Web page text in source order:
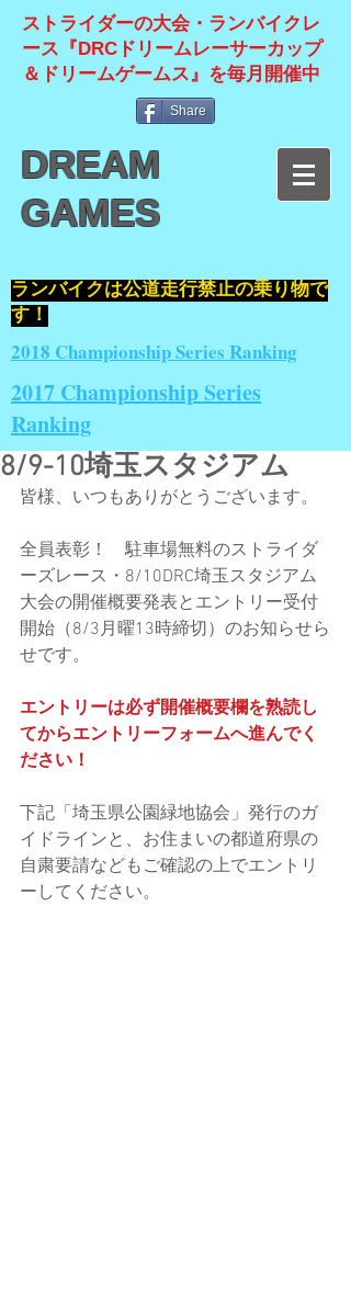
ストライダーの大会・ランバイクレ
ース『DRCドリームレーサーカップ
＆ドリームゲームス』を毎月開催中
Share
DREAM
GAMES
​ランバイクは公道走行禁止の乗り物で
す！
2018 Championship Series Ranking
2017 Championship Series
Ranking
8/9-10埼玉スタジアム
皆様、いつもありがとうございます。
全員表彰！　駐車場無料のストライダ
ーズレース・8/10DRC埼玉スタジアム
大会の開催概要発表とエントリー受付
開始（8/3月曜13時締切）のお知らせら
せです。
エントリーは必ず開催概要欄を熟読し
てからエントリーフォームへ進んでく
ださい！
下記「埼玉県公園緑地協会」発行のガ
イドラインと、お住まいの都道府県の
自粛要請などもご確認の上でエントリ
ーしてください。